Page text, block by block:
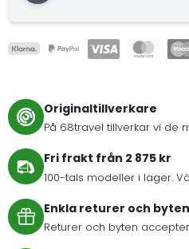
Originaltillverkare
På 68travel tillverkar vi de
Fri frakt från 2 875 kr
100-tals modeller i lager.
Enkla returer och byten
Returer och byten